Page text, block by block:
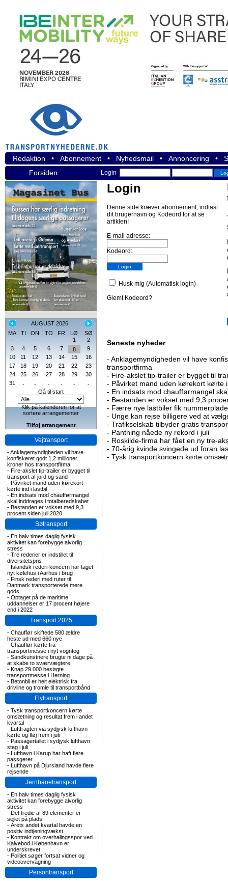
Redaktion • Abonnement • Nyhedsmail • Annoncering •
Forsiden
Login
AUGUST 2026
MA
TI ON TO FR LØ
SØ
-
- - - - 1
2
3
4 5 6 7 8
9
10
11 12 13 14 15
16
17
18 19 20 21 22
23
24
25 26 27 28 29
30
31
- - - - -
-
Gå til start
Klik på kalenderen for at
sortere arrangementer
Tilføj arrangement
Vejtransport
-Anklagemyndigheden vil have
konfiskeret godt 1,2 millioner
kroner hos transportfirma
- Fire-akslet tip-trailer er bygget til
transport af jord og sand
- Påvirket mand uden kørekort
kørte ind i lastbil
- En indsats mod chaufførmangel
skal inddrages i totalberedskabet
- Bestanden er vokset med 9,3
procent siden juli 2020
Søtransport
- En halv times daglig fysisk
aktivitet kan forebygge alvorlig
stress
- Tre rederier er indstillet til
diversitetspris
- Islandsk rederi-koncern har taget
nyt kølehus i Aarhus i brug
- Finsk rederi med ruter til
Danmark transporterede mere
gods
- Optaget på de maritime
uddannelser er 17 procent højere
end i 2022
Transport 2025
- Chauffør skiftede 580 ældre
heste ud med 660 nye
- Chauffør kørte fra
transportmesse i nyt vogntog
- Sandkunstnere brugte ni dage på
at skabe to sværvægtere
- Knap 29.000 besøgte
transportmesse i Herning
- Betonbil er helt elektrisk fra
drivline og tromle til transportbånd
Flytransport
- Tysk transportkoncern kørte
omsætning og resultat frem i andet
kvartal
- Luftfragten via sydjysk lufthavn
kørte og fløj frem i juli
- Passagertallet i sydjysk lufthavn
steg i juli
- Lufthavn i Karup har haft flere
passgerer
- Lufthavn på Djursland havde flere
rejsende
Jernbanetransport
- En halv times daglig fysisk
aktivitet kan forebygge alvorlig
stress
- Det tredie af 89 elementer er
sejlet på plads
- Årets andet kvartal havde en
positiv indtjeningvækst
- Kontrakt om overhalingsspor ved
Kalvebod i København er
underskrevet
- Politiet søger fortsat vidner og
videoovervågning
Persontransport
Login
Denne side kræver abonnement, indtast
dit brugernavn og Kodeord for at se
artiklen!
E-mail adresse:
Kodeord:
Husk mig (Automatisk login)
Glemt Kodeord?
Seneste nyheder
- Anklagemyndigheden vil have
transportfirma
- Fire-akslet tip-trailer er bygget til
- Påvirket mand uden kørekort kørte
- En indsats mod chaufførmangel
- Bestanden er vokset med 9,3
- Færre nye lastbiler fik
- Unge kan rejse billigere ved at
- Trafikselskab tilbyder gratis
- Pantning nåede ny rekord i juli
- Roskilde-firma har fået en ny tre-
- 70-årig kvinde svingede ud foran
- Tysk transportkoncern kørte